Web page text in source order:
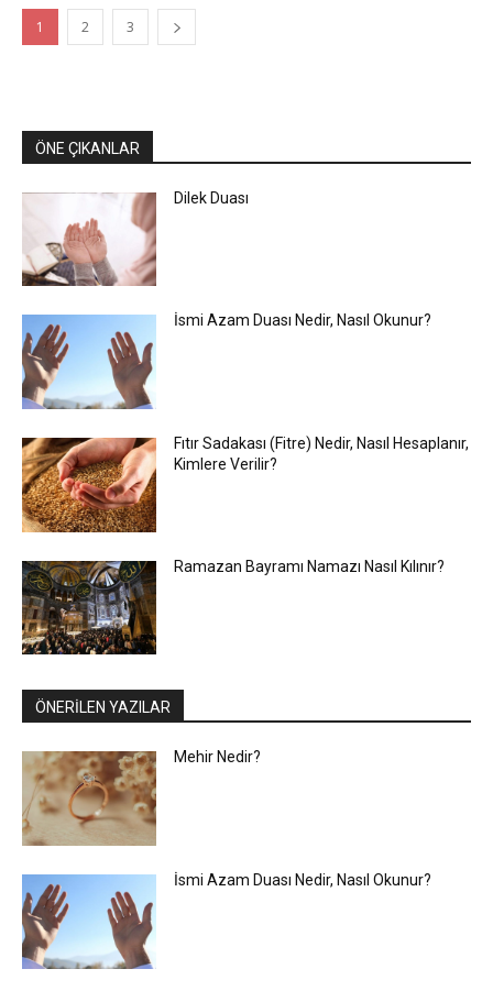
1 2 3
ÖNE ÇIKANLAR
Dilek Duası
İsmi Azam Duası Nedir, Nasıl Okunur?
Fıtır Sadakası (Fitre) Nedir, Nasıl Hesaplanır,
Kimlere Verilir?
Ramazan Bayramı Namazı Nasıl Kılınır?
ÖNERİLEN YAZILAR
Mehir Nedir?
İsmi Azam Duası Nedir, Nasıl Okunur?